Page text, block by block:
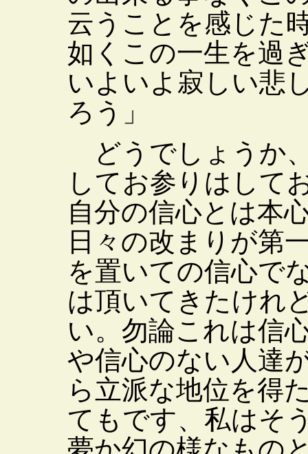
云うことを感じた
如くこの一生を過
いよいよ寂しい悲
ろう」
どうでしょうか
してお参りはして
自分の信心とは本
日々の改まりが第
を置いての信心で
は頂いてきたけれ
い。勿論これは信
や信心のない人達
ら立派な地位を得
てもです、私はそ